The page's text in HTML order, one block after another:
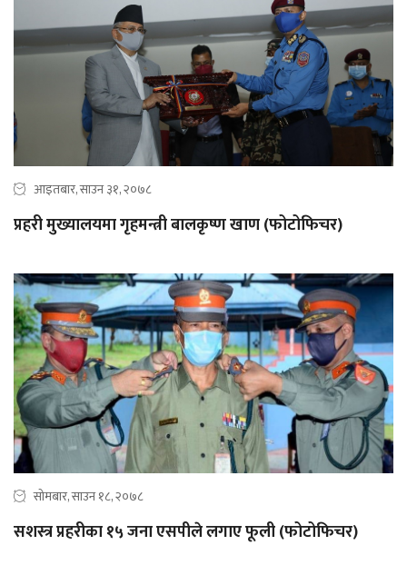
आइतबार, साउन ३१, २०७८
प्रहरी मुख्यालयमा गृहमन्त्री बालकृष्ण खाण (फोटोफिचर)
सोमबार, साउन १८, २०७८
सशस्त्र प्रहरीका १५ जना एसपीले लगाए फूली (फोटोफिचर)